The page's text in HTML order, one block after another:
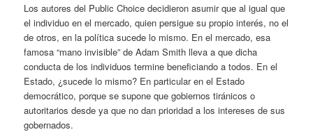
Los autores del Public Choice decidieron asumir que al igual que
el individuo en el mercado, quien persigue su propio interés, no el
de otros, en la política sucede lo mismo. En el mercado, esa
famosa “mano invisible” de Adam Smith lleva a que dicha
conducta de los individuos termine beneficiando a todos. En el
Estado, ¿sucede lo mismo? En particular en el Estado
democrático, porque se supone que gobiernos tiránicos o
autoritarios desde ya que no dan prioridad a los intereses de sus
gobernados.